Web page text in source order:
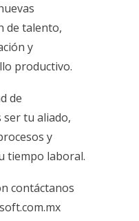
de talento,
y
productivo.
de
tu aliado,
y
tiempo laboral.
contáctanos